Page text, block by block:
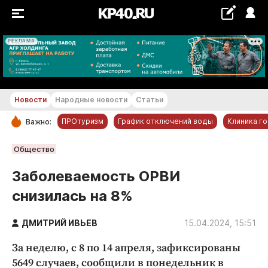
РЕКЛАМА
+24...+25 °С
РУБРИКИ
Статьи
Народные новости
Благоустройство
Новости Народные новости Статьи
Важно: ПРОтуризм График отключений воды Клиника
Общество
Заболеваемость ОРВИ
снизилась на 8%
ДМИТРИЙ ИВЬЕВ 15.04.2024, 15:51
За неделю, с 8 по 14 апреля, зафиксированы
5649 случаев, сообщили в понедельник в